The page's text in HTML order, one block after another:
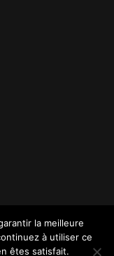
et Citoyen
la meilleure
à utiliser ce
êtes satisfait.